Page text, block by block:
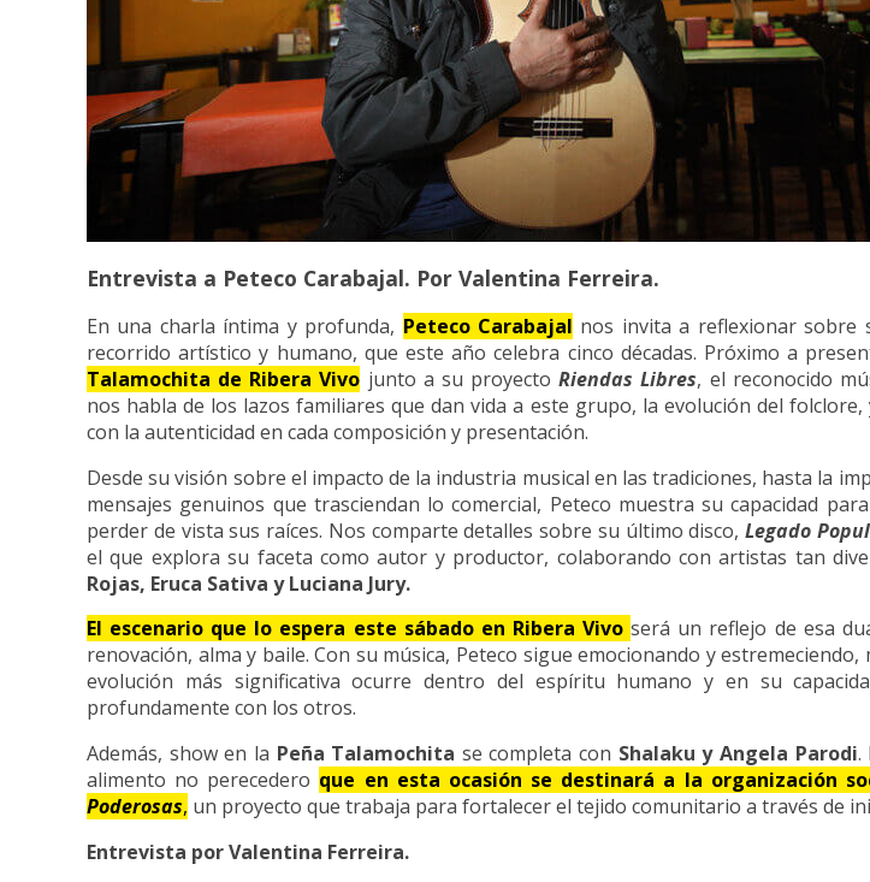
Entrevista a Peteco Carabajal. Por Valentina Ferreira.
En una charla íntima y profunda, Peteco Carabajal nos invita a reflexionar sobre
recorrido artístico y humano, que este año celebra cinco décadas. Próximo a
Talamochita de Ribera Vivo junto a su proyectoRiendas Libres, el reconocido
nos habla de los lazos familiares que dan vida a este grupo, la evolución del
con la autenticidad en cada composición y presentación.
Desde su visión sobre el impacto de la industria musical en las tradiciones, hasta la
mensajes genuinos que trasciendan lo comercial, Peteco muestra su capacidad
perder de vista sus raíces. Nos comparte detalles sobre su último disco, Legado
el que explora su faceta como autor y productor, colaborando con artistas tan
Rojas, Eruca Sativa y Luciana Jury.
El escenario que lo espera este sábado en Ribera Vivoserá un reflejo de esa
renovación, alma y baile. Con su música, Peteco sigue emocionando y
evolución más significativa ocurre dentro del espíritu humano y en su
profundamente con los otros.
Además, show en la Peña Talamochita se completa con Shalaku y Angela Parodi.
alimento no perecedero que en esta ocasión se destinará a la organización
Poderosas, un proyecto que trabaja para fortalecer el tejido comunitario a través de
Entrevista por Valentina Ferreira.